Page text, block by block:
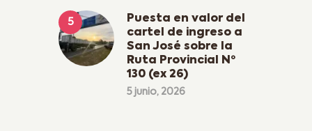
Puesta en valor del
cartel de ingreso a
San José sobre la
Ruta Provincial Nº
130 (ex 26)
5 junio, 2026